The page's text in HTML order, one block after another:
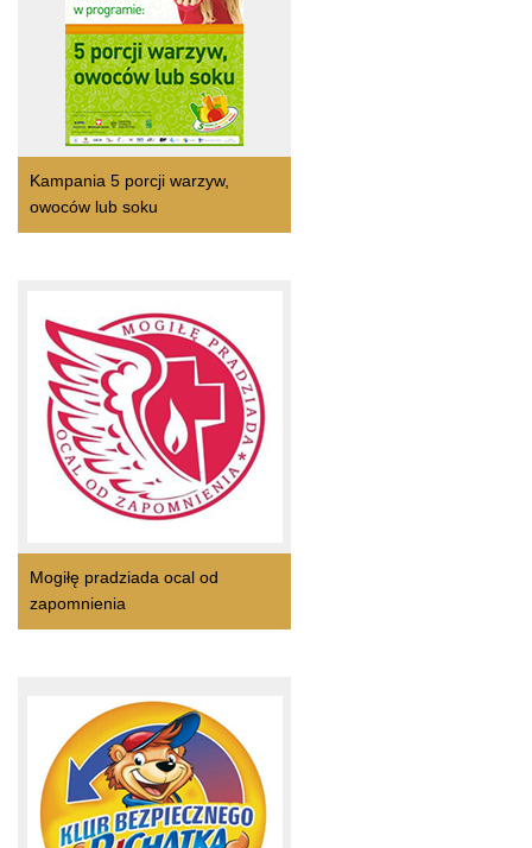
Kampania 5 porcji warzyw,
owoców lub soku
Mogiłę pradziada ocal od
zapomnienia